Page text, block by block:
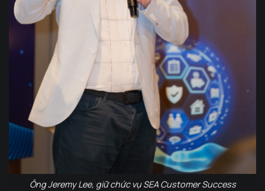
Ông Jeremy Lee, giữ chức vụ SEA Customer Success